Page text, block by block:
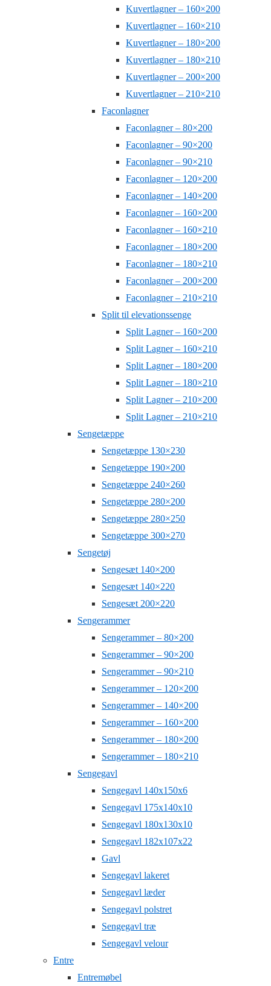
Kuvertlagner – 160×200
Kuvertlagner – 160×210
Kuvertlagner – 180×200
Kuvertlagner – 180×210
Kuvertlagner – 200×200
Kuvertlagner – 210×210
Faconlagner
Faconlagner – 80×200
Faconlagner – 90×200
Faconlagner – 90×210
Faconlagner – 120×200
Faconlagner – 140×200
Faconlagner – 160×200
Faconlagner – 160×210
Faconlagner – 180×200
Faconlagner – 180×210
Faconlagner – 200×200
Faconlagner – 210×210
Split til elevationssenge
Split Lagner – 160×200
Split Lagner – 160×210
Split Lagner – 180×200
Split Lagner – 180×210
Split Lagner – 210×200
Split Lagner – 210×210
Sengetæppe
Sengetæppe 130×230
Sengetæppe 190×200
Sengetæppe 240×260
Sengetæppe 280×200
Sengetæppe 280×250
Sengetæppe 300×270
Sengetøj
Sengesæt 140×200
Sengesæt 140×220
Sengesæt 200×220
Sengerammer
Sengerammer – 80×200
Sengerammer – 90×200
Sengerammer – 90×210
Sengerammer – 120×200
Sengerammer – 140×200
Sengerammer – 160×200
Sengerammer – 180×200
Sengerammer – 180×210
Sengegavl
Sengegavl 140x150x6
Sengegavl 175x140x10
Sengegavl 180x130x10
Sengegavl 182x107x22
Gavl
Sengegavl lakeret
Sengegavl læder
Sengegavl polstret
Sengegavl træ
Sengegavl velour
Entre
Entremøbel